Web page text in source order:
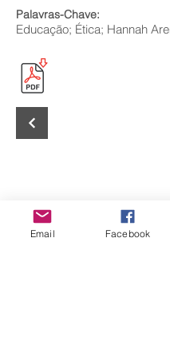
Palavras-Chave:
Educação; Ética; Hannah
Email Facebook